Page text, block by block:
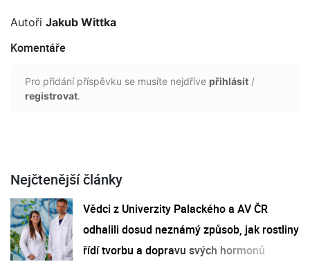
Autoři Jakub Wittka
Komentáře
Pro přidání příspěvku se musíte nejdříve přihlásit /
registrovat.
Nejčtenější články
Vědci z Univerzity Palackého a AV ČR
odhalili dosud neznámý způsob, jak rostliny
řídí tvorbu a dopravu svých hormonů